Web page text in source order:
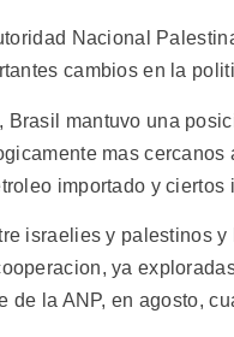
Nacional
cambios en la
Brasil mantuvo una
mas
importado y
israelies y palestinos
ya
de la ANP, en agosto,